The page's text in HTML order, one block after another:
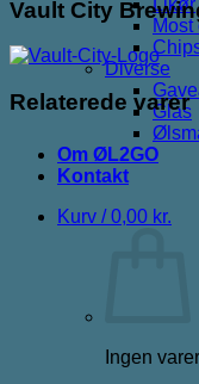
Likør
Most
Diverse
Glas
Om ØL2GO
Kontakt
Kurv /0,00 kr.
Ingen
Vault City
Relaterede varer